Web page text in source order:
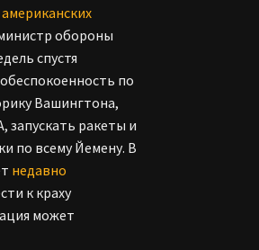
обороны
спустя
по
Вашингтона,
ракеты и
по всему Йемену. В
недавно
к краху
может